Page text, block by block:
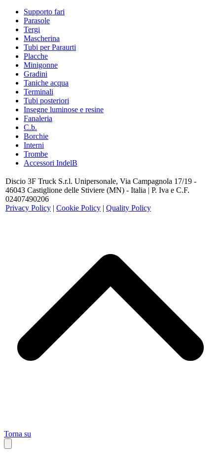
Supporto fari
Parasole
Tergi
Mascherina
Tubi per Paraurti
Placche
Minigonne
Gradini
Taniche acqua
Terminali
Tubi posteriori
Insegne luminose e resine
Fanaleria
C.b.
Borchie
Interni
Trombe
Accessori IndelB
Discio 3F Truck S.r.l. Unipersonale, Via Campagnola 17/19 -
46043 Castiglione delle Stiviere (MN) - Italia | P. Iva e C.F.
02407490206
Privacy Policy | Cookie Policy | Quality Policy
Torna su